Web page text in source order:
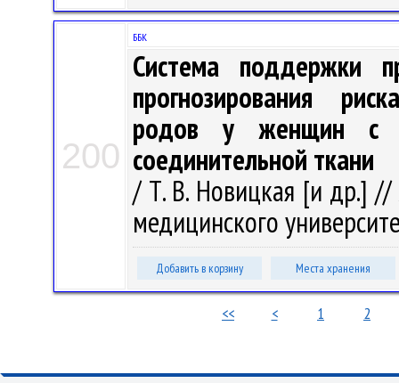
200
ББК
Система поддержки
прогнозирования
родов у женщин с
соединительной ткани
/ Т. В. Новицкая [и др.] //
медицинского
Добавить в корзину Места хранения
<< < 1 2